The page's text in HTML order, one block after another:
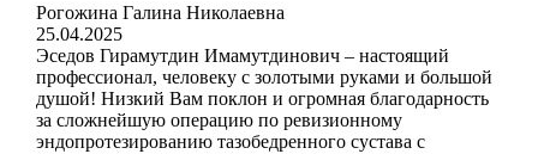
Рогожина Галина Николаевна
25.04.2025
Эседов Гирамутдин Имамутдинович – настоящий
профессионал, человеку с золотыми руками и большой
душой! Низкий Вам поклон и огромная благодарность
за сложнейшую операцию по ревизионному
эндопротезированию тазобедренного сустава с